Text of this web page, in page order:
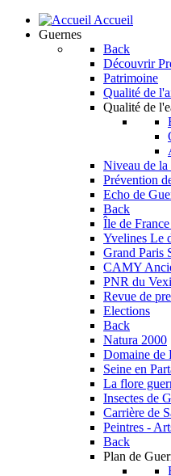
Accueil
Guernes
Back
Découvrir
Patrimoine
Qualité de
Qualité de
Niveau de la
Prévention
Echo de
Back
Île de France
Yvelines Le
Grand Paris
CAMY
PNR du
Revue de
Elections
Back
Natura 2000
Domaine de
Seine en
La flore
Insectes de
Carrière de
Peintres -
Back
Plan de